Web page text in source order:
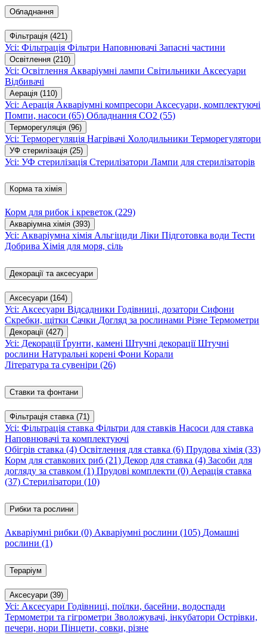
Обладнання
Фільтрація (421)
Усі: Фільтрація Фільтри Наповнювачі Запасні частини
Освітлення (210)
Усі: Освітлення Акваріумні лампи Світильники Аксесуари
Відбивачі
Аерація (110)
Усі: Аерація Акваріумні компресори Аксесуари, комплектуючі
Помпи, насоси (65) Обладнання CO2 (55)
Терморегуляція (96)
Усі: Терморегуляція Нагрівачі Холодильники Терморегулятори
УФ стерилізація (25)
Усі: УФ стерилізація Стерилізатори Лампи для стерилізаторів
Корма та хімія
Корм для рибок і креветок (229)
Акваріумна хімія (393)
Усі: Акваріумна хімія Альгіциди Ліки Підготовка води Тести
Добрива Хімія для моря, сіль
Декорації та аксесуари
Аксесуари (164)
Усі: Аксесуари Відсадники Годівниці, дозатори Сифони
Скребки, щітки Сачки Догляд за рослинами Різне Термометри
Декорації (427)
Усі: ДекораціїҐрунти, камені Штучні декораціїШтучні
рослини Натуральні корені Фони Корали
Література та сувеніри (26)
Ставки та фонтани
Фільтрація ставка (71)
Усі: Фільтрація ставка Фільтри для ставків Насоси для ставка
Наповнювачі та комплектуючі
Обігрів ставка (4) Освітлення для ставка (6) Прудова хімія (33)
Корм для ставкових риб (21) Декор для ставка (4) Засоби для
догляду за ставком (1) Прудові комплекти (0) Аерація ставка
(37) Стерилізатори (10)
Рибки та рослини
Акваріумні рибки (0) Акваріумні рослини (105) Домашні
рослини (1)
Тераріум
Аксесуари (39)
Усі: Аксесуари Годівниці, поїлки, басейни, водоспади
Термометри та гігрометри Зволожувачі, інкубатори Острівки,
печери, нори Пінцети, совки, різне